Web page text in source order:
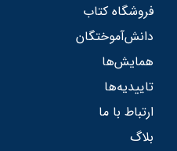
فروشگاه کتاب
دانش‌آموختگان
همایش‌ها
تاییدیه‌ها
ارتباط با ما
بلاگ